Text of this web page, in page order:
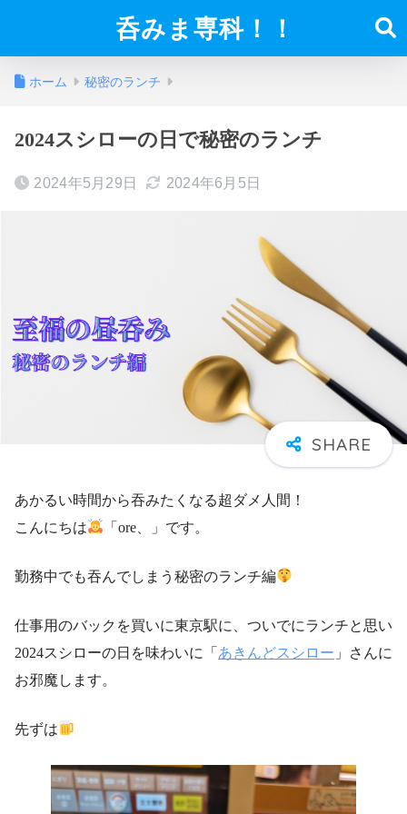
呑みま専科！！
ホーム 秘密のランチ
2024スシローの日で秘密のランチ
2024年5月29日 2024年6月5日
あかるい時間から吞みたくなる超ダメ人間！
こんにちは
「ore、」です。
勤務中でも吞んでしまう秘密のランチ編
仕事用のバックを買いに東京駅に、ついでにランチと思い
2024スシローの日を味わいに「 あきんどスシロー 」さんに
お邪魔します。
先ずは